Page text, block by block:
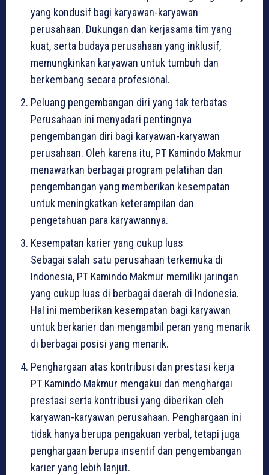
yang kondusif bagi karyawan-karyawan
perusahaan. Dukungan dan kerjasama tim yang
kuat, serta budaya perusahaan yang inklusif,
memungkinkan karyawan untuk tumbuh dan
berkembang secara profesional.
Peluang pengembangan diri yang tak terbatas
Perusahaan ini menyadari pentingnya
pengembangan diri bagi karyawan-karyawan
perusahaan. Oleh karena itu, PT Kamindo Makmur
menawarkan berbagai program pelatihan dan
pengembangan yang memberikan kesempatan
untuk meningkatkan keterampilan dan
pengetahuan para karyawannya.
Kesempatan karier yang cukup luas
Sebagai salah satu perusahaan terkemuka di
Indonesia, PT Kamindo Makmur memiliki jaringan
yang cukup luas di berbagai daerah di Indonesia.
Hal ini memberikan kesempatan bagi karyawan
untuk berkarier dan mengambil peran yang menarik
di berbagai posisi yang menarik.
Penghargaan atas kontribusi dan prestasi kerja
PT Kamindo Makmur mengakui dan menghargai
prestasi serta kontribusi yang diberikan oleh
karyawan-karyawan perusahaan. Penghargaan ini
tidak hanya berupa pengakuan verbal, tetapi juga
penghargaan berupa insentif dan pengembangan
karier yang lebih lanjut.